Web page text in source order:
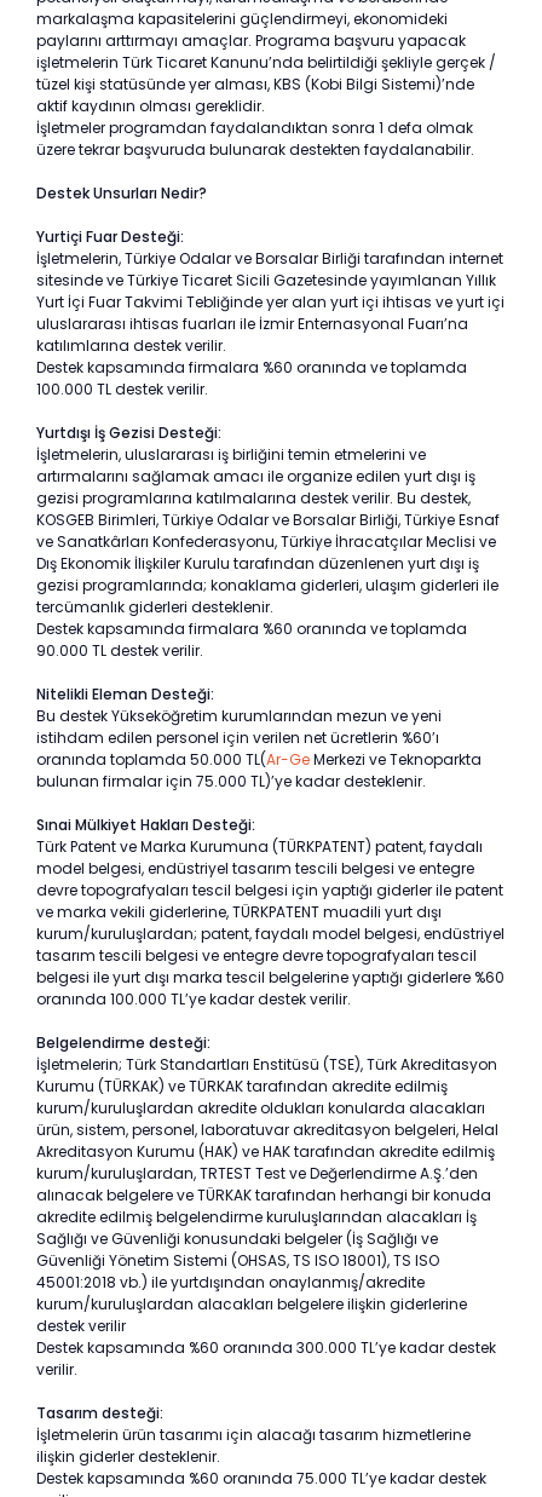
markalaşma kapasitelerini güçlendirmeyi, ekonomideki
paylarını arttırmayı amaçlar. Programa başvuru yapacak
işletmelerin Türk Ticaret Kanunu’nda belirtildiği şekliyle gerçek /
tüzel kişi statüsünde yer alması, KBS (Kobi Bilgi Sistemi)’nde
aktif kaydının olması gereklidir.
İşletmeler programdan faydalandıktan sonra 1 defa olmak
üzere tekrar başvuruda bulunarak destekten faydalanabilir.
Destek Unsurları Nedir?
Yurtiçi Fuar Desteği:
İşletmelerin, Türkiye Odalar ve Borsalar Birliği tarafından internet
sitesinde ve Türkiye Ticaret Sicili Gazetesinde yayımlanan Yıllık
Yurt İçi Fuar Takvimi Tebliğinde yer alan yurt içi ihtisas ve yurt içi
uluslararası ihtisas fuarları ile İzmir Enternasyonal Fuarı’na
katılımlarına destek verilir.
Destek kapsamında firmalara %60 oranında ve toplamda
100.000 TL destek verilir.
Yurtdışı İş Gezisi Desteği:
İşletmelerin, uluslararası iş birliğini temin etmelerini ve
artırmalarını sağlamak amacı ile organize edilen yurt dışı iş
gezisi programlarına katılmalarına destek verilir. Bu destek,
KOSGEB Birimleri, Türkiye Odalar ve Borsalar Birliği, Türkiye Esnaf
ve Sanatkârları Konfederasyonu, Türkiye İhracatçılar Meclisi ve
Dış Ekonomik İlişkiler Kurulu tarafından düzenlenen yurt dışı iş
gezisi programlarında; konaklama giderleri, ulaşım giderleri ile
tercümanlık giderleri desteklenir.
Destek kapsamında firmalara %60 oranında ve toplamda
90.000 TL destek verilir.
Nitelikli Eleman Desteği:
Bu destek Yükseköğretim kurumlarından mezun ve yeni
istihdam edilen personel için verilen net ücretlerin %60’ı
oranında toplamda 50.000 TL(Ar-GeMerkezi ve Teknoparkta
bulunan firmalar için 75.000 TL)’ye kadar desteklenir.
Sınai Mülkiyet Hakları Desteği:
Türk Patent ve Marka Kurumuna (TÜRKPATENT) patent, faydalı
model belgesi, endüstriyel tasarım tescili belgesi ve entegre
devre topografyaları tescil belgesi için yaptığı giderler ile patent
ve marka vekili giderlerine, TÜRKPATENT muadili yurt dışı
kurum/kuruluşlardan; patent, faydalı model belgesi, endüstriyel
tasarım tescili belgesi ve entegre devre topografyaları tescil
belgesi ile yurt dışı marka tescil belgelerine yaptığı giderlere %60
oranında 100.000 TL’ye kadar destek verilir.
Belgelendirme desteği:
İşletmelerin; Türk Standartları Enstitüsü (TSE), Türk Akreditasyon
Kurumu (TÜRKAK) ve TÜRKAK tarafından akredite edilmiş
kurum/kuruluşlardan akredite oldukları konularda alacakları
ürün, sistem, personel, laboratuvar akreditasyon belgeleri, Helal
Akreditasyon Kurumu (HAK) ve HAK tarafından akredite edilmiş
kurum/kuruluşlardan, TRTEST Test ve Değerlendirme A.Ş.’den
alınacak belgelere ve TÜRKAK tarafından herhangi bir konuda
akredite edilmiş belgelendirme kuruluşlarından alacakları İş
Sağlığı ve Güvenliği konusundaki belgeler (İş Sağlığı ve
Güvenliği Yönetim Sistemi (OHSAS, TS ISO 18001), TS ISO
45001:2018 vb.) ile yurtdışından onaylanmış/akredite
kurum/kuruluşlardan alacakları belgelere ilişkin giderlerine
destek verilir
Destek kapsamında %60 oranında 300.000 TL’ye kadar destek
verilir.
Tasarım desteği:
İşletmelerin ürün tasarımı için alacağı tasarım hizmetlerine
ilişkin giderler desteklenir.
Destek kapsamında %60 oranında 75.000 TL’ye kadar destek